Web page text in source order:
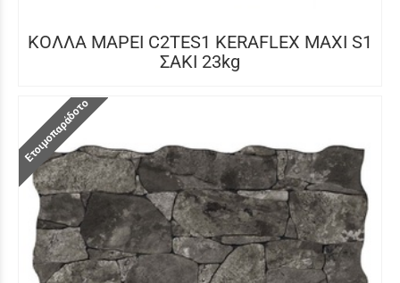
ΚΟΛΛΑ MAPEI C2TES1 KERAFLEX MAXI S1
ΣΑΚΙ 23kg
Ετοιμοπαράδοτο